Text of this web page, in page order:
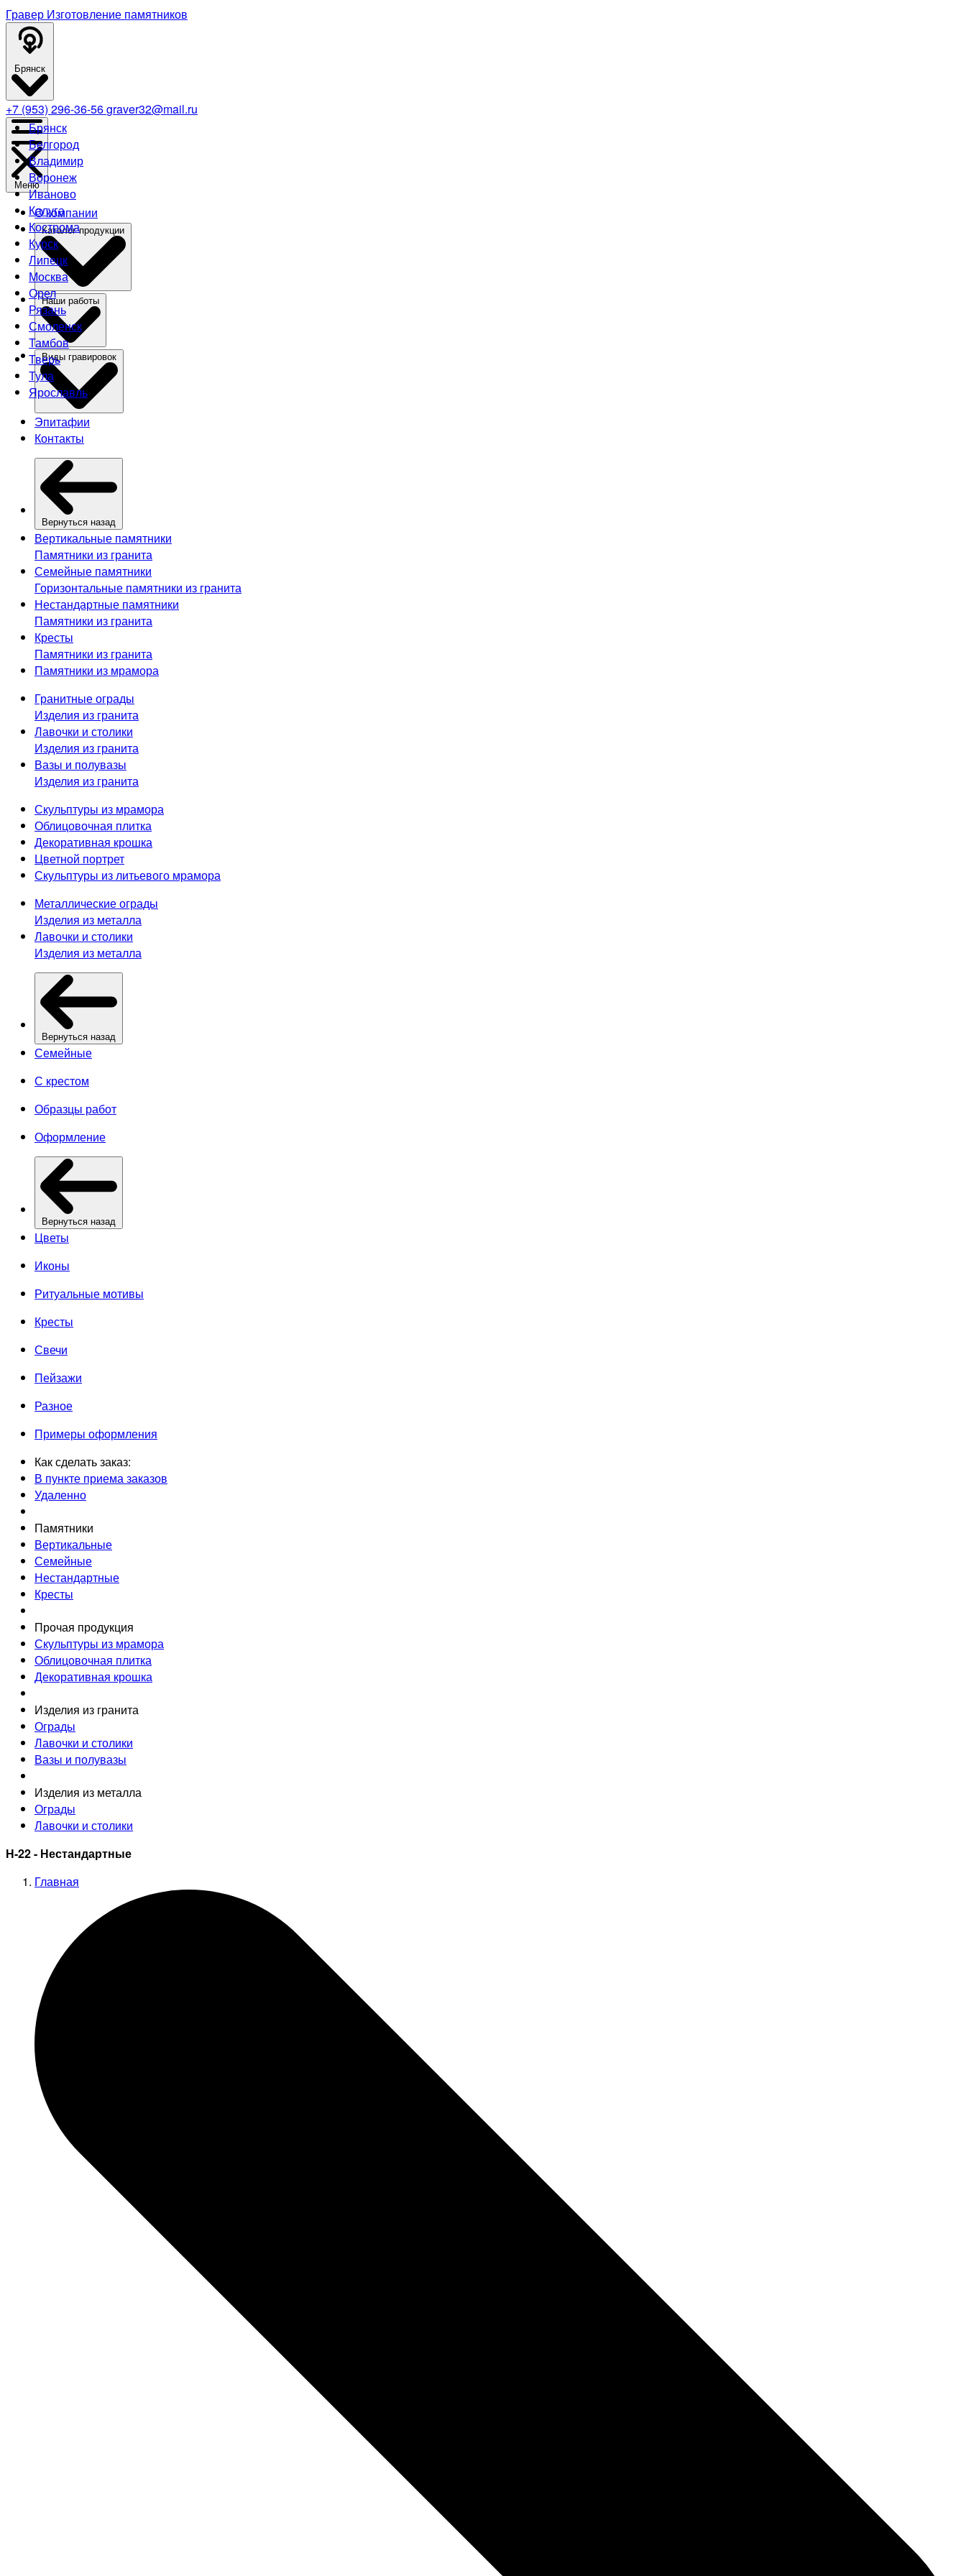
Гравер Изготовление памятников
Брянск
Брянск
Белгород
Владимир
Воронеж
Иваново
Калуга
Кострома
Курск
Липецк
Москва
Орел
Рязань
Смоленск
Тамбов
Тверь
Тула
Ярославль
+7 (953) 296-36-56graver32@mail.ru
Меню
О компании
Эпитафии
Контакты
Вернуться назад
Вертикальные памятники
Памятники из гранита
Семейные памятники
Горизонтальные памятники из гранита
Нестандартные памятники
Памятники из гранита
Кресты
Памятники из гранита
Памятники из мрамора
Гранитные ограды
Изделия из гранита
Лавочки и столики
Изделия из гранита
Вазы и полувазы
Изделия из гранита
Скульптуры из мрамора
Облицовочная плитка
Декоративная крошка
Цветной портрет
Скульптуры из литьевого мрамора
Металлические ограды
Изделия из металла
Лавочки и столики
Изделия из металла
Вернуться назад
Семейные
С крестом
Образцы работ
Оформление
Вернуться назад
Цветы
Иконы
Ритуальные мотивы
Кресты
Свечи
Пейзажи
Разное
Примеры оформления
Как сделать заказ:
В пункте приема заказов
Удаленно
Памятники
Вертикальные
Семейные
Нестандартные
Кресты
Прочая продукция
Скульптуры из мрамора
Облицовочная плитка
Декоративная крошка
Изделия из гранита
Ограды
Лавочки и столики
Вазы и полувазы
Изделия из металла
Ограды
Лавочки и столики
Н-22 - Нестандартные
Главная